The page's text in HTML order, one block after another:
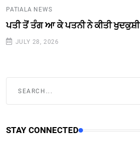
PATIALA NEWS
ਪਤੀ ਤੋਂ ਤੰਗ ਆ ਕੇ ਪਤਨੀ ਨੇ ਕੀਤੀ ਖੁਦਕੁਸ਼ੀ
JULY 28, 2026
STAY CONNECTED